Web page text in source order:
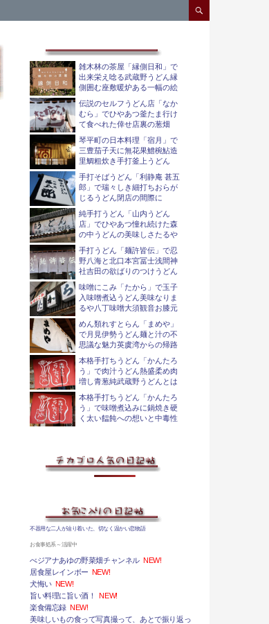
雑木林の茶屋「縁側日和」で
出来栄え唸る武蔵野うどん縁
側囲む座敷暖炉ある一幅の絵
伝説のセルフうどん店「なか
むら」でひやあつ釜たま行け
て食べれた倖せ店裏の葱畑
琴平町の日本料理「宿月」で
三豊茄子天に無花果鱧椀鮎造
里鯛粗炊き手打釜上うどん
手打そばうどん「利静庵 甚五
郎」で瑞々しき細打ちおらが
じるうどん閉店の間際に
純手打うどん「山内うどん
店」でひやあつ憧れ続けた森
の中うどんの美味しさたるや
手打うどん「麺許皆伝」で忍
野八海と北口本宮冨士浅間神
社吉田の欲ばりのつけうどん
味噌にこみ「たから」で玉子
入味噌煮込うどん美味なりま
るや八丁味噌大須観音お膝元
めん類れすとらん「まめや」
で月見伊勢うどん麺と汁の不
思議な魅力英虞湾からの帰路
本格手打ちうどん「かんたろ
う」で肉汁うどん熱盛柔め肉
増し青葱純武蔵野うどんとは
本格手打ちうどん「かんたろ
う」で味噌煮込みに鍋焼き硬
く太い饂飩への想いと中毒性
不器用な二人が辿り着いた、切なく温かい恋物語
お食事処系～活躍中
べジアナあゆの野菜畑チャンネル NEW!
居食屋レインボー NEW!
犬悔い NEW!
旨い料理に旨い酒！
NEW!
楽食備忘録 NEW!
美味しいもの食って写真撮って、あとで振り返っ